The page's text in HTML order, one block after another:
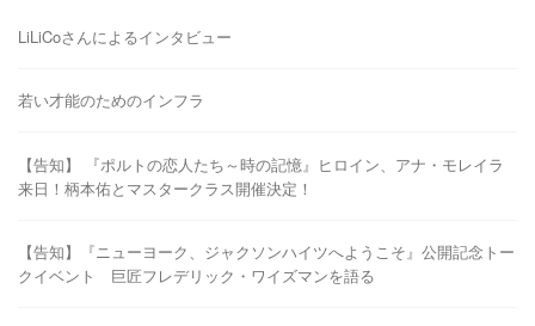
LiLiCoさんによるインタビュー
若い才能のためのインフラ
【告知】 『ポルトの恋人たち～時の記憶』ヒロイン、アナ・モレイラ
来日！柄本佑とマスタークラス開催決定！
【告知】『ニューヨーク、ジャクソンハイツへようこそ』公開記念トー
クイベント 巨匠フレデリック・ワイズマンを語る